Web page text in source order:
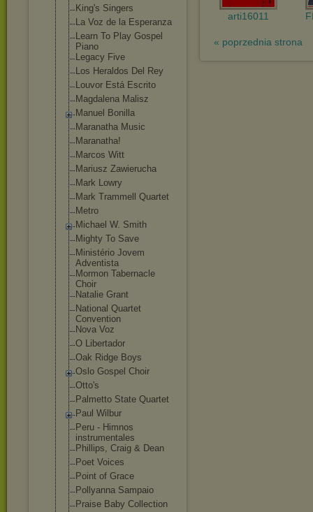
King's Singers
La Voz de la Esperanza
Learn To Play Gospel
Piano
Legacy Five
Los Heraldos Del Rey
Louvor Está Escrito
Magdalena Malisz
Manuel Bonilla
Maranatha Music
Maranatha!
Marcos Witt
Mariusz Zawierucha
Mark Lowry
Mark Trammell Quartet
Metro
Michael W. Smith
Mighty To Save
Ministério Jovem
Adventista
Mormon Tabernacle
Choir
Natalie Grant
National Quartet
Convention
Nova Voz
O Libertador
Oak Ridge Boys
Oslo Gospel Choir
Otto's
Palmetto State Quartet
Paul Wilbur
Peru - Himnos
instrumentales
Phillips, Craig & Dean
Poet Voices
Point of Grace
Pollyanna Sampaio
Praise Baby Collection
arti16011
« poprzednia strona